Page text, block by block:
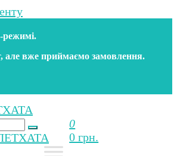
але вже приймаємо замовлення.
та котів | Корм, іграшки,
за тваринами. Доставка по
0
0 грн.